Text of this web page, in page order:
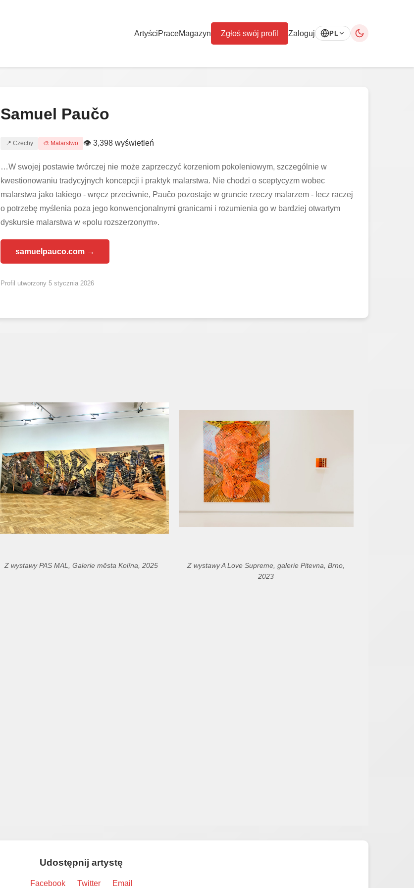
ArtyściPraceMagazyn Zgłoś swój profil Zaloguj PL
Samuel Paučo
📍 Czechy 🎨 Malarstwo 👁 3,398 wyświetleń
…W swojej postawie twórczej nie może zaprzeczyć korzeniom pokoleniowym, szczególnie w
kwestionowaniu tradycyjnych koncepcji i praktyk malarstwa. Nie chodzi o sceptycyzm wobec
malarstwa jako takiego - wręcz przeciwnie, Paučo pozostaje w gruncie rzeczy malarzem - lecz raczej
o potrzebę myślenia poza jego konwencjonalnymi granicami i rozumienia go w bardziej otwartym
dyskursie malarstwa w «polu rozszerzonym».
samuelpauco.com →
Profil utworzony 5 stycznia 2026
Z wystawy PAS MAL, Galerie města Kolína, 2025
Z wystawy A Love Supreme, galerie Pitevna, Brno,
2023
Udostępnij artystę
Facebook Twitter Email